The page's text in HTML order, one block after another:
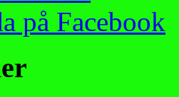
på Facebook